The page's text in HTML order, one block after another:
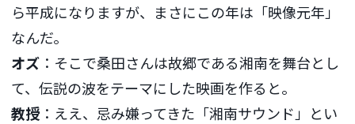
ら平成になりますが、まさにこの年は「映像元年」
なんだ。
オズ ：そこで桑田さんは故郷である湘南を舞台とし
て、伝説の波をテーマにした映画を作ると。
教授 ：ええ、忌み嫌ってきた「湘南サウンド」とい